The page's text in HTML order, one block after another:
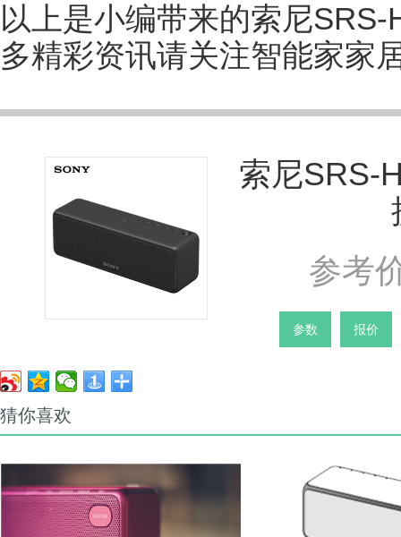
以上是小编带来的索尼
多精彩资讯请关注智能家家
索尼SRS-
参考
参数 报价
猜你喜欢